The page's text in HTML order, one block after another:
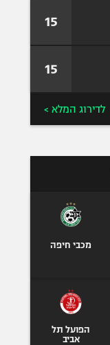
15
15
לדירוג המלא >
מכבי חיפה
הפועל תל
אביב